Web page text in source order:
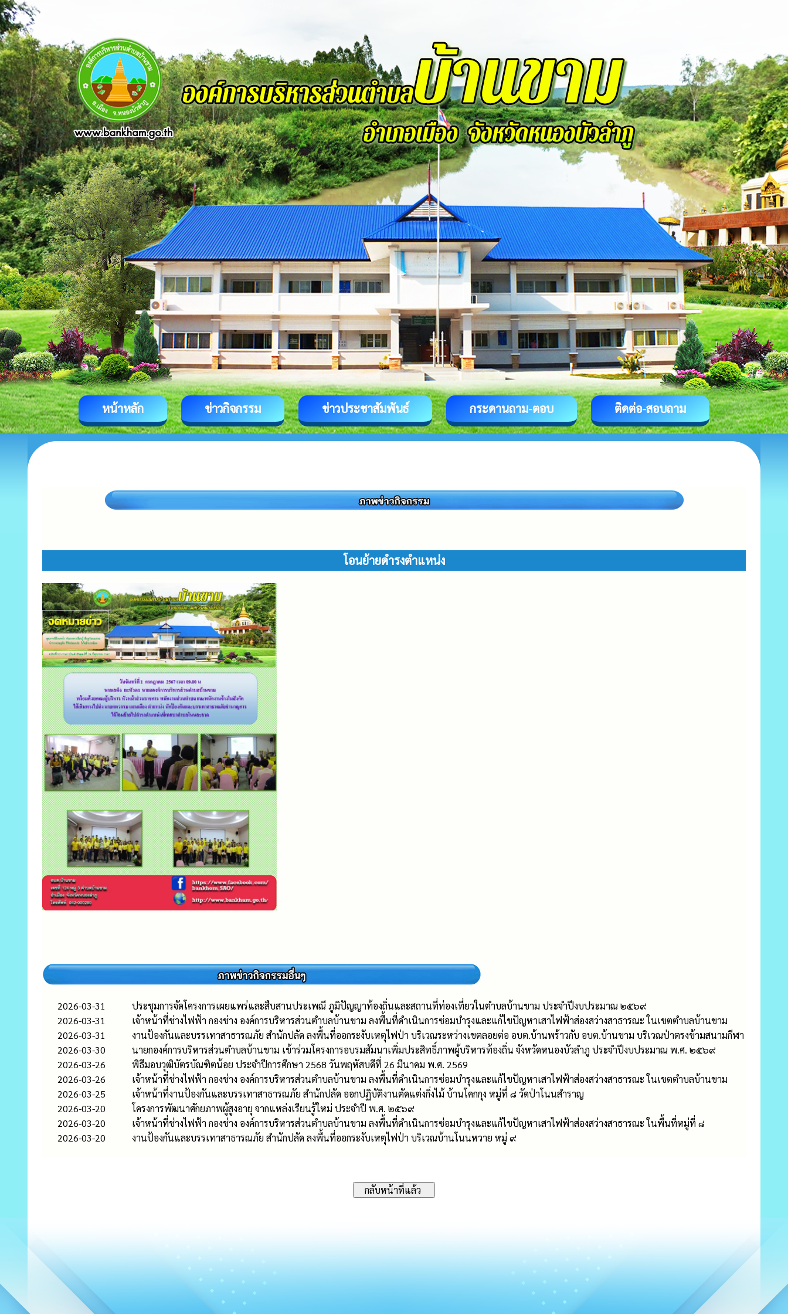
หน้าหลัก ข่าวกิจกรรม ข่าวประชาสัมพันธ์ กระดานถาม-ตอบ ติดต่อ-สอบถาม
โอนย้ายดำรงตำแหน่ง
2026-03-31
ประชุมการจัดโครงการเผยแพร่และสืบสานประเพณี ภูมิปัญญาท้องถิ่นและสถานที่ท่องเที่ยวในตำบลบ้านขาม ประจำปีงบประมาณ ๒๕๖๙
2026-03-31
เจ้าหน้าที่ช่างไฟฟ้า กองช่าง องค์การบริหารส่วนตำบลบ้านขาม ลงพื้นที่ดำเนินการซ่อมบำรุงและแก้ไขปัญหาเสาไฟฟ้าส่องสว่างสาธารณะ ในเขตตำบลบ้านขาม
2026-03-31
งานป้องกันและบรรเทาสาธารณภัย สำนักปลัด ลงพื้นที่ออกระงับเหตุไฟป่า บริเวณระหว่างเขตลอยต่อ อบต.บ้านพร้าวกับ อบต.บ้านขาม บริเวณป่าตรงข้ามสนามกีฬา
2026-03-30
นายกองค์การบริหารส่วนตำบลบ้านขาม เข้าร่วมโครงการอบรมสัมนาเพิ่มประสิทธิ์ภาพผู้บริหารท้องถิ่น จังหวัดหนองบัวลำภู ประจำปีงบประมาณ พ.ศ. ๒๕๖๙
2026-03-26
พิธีมอบวุฒิบัตรบัณฑิตน้อย ประจำปีการศึกษา 2568 วันพฤหัสบดีที่ 26 มีนาคม พ.ศ. 2569
2026-03-26
เจ้าหน้าที่ช่างไฟฟ้า กองช่าง องค์การบริหารส่วนตำบลบ้านขาม ลงพื้นที่ดำเนินการซ่อมบำรุงและแก้ไขปัญหาเสาไฟฟ้าส่องสว่างสาธารณะ ในเขตตำบลบ้านขาม
2026-03-25
เจ้าหน้าที่งานป้องกันและบรรเทาสาธารณภัย สำนักปลัด ออกปฏิบัติงานตัดแต่งกิ่งไม้ บ้านโคกกุง หมู่ที่ ๘ วัดป่าโนนสำราญ
2026-03-20
โครงการพัฒนาศักยภาพผู้สูงอายุ จากแหล่งเรียนรู้ใหม่ ประจำปี พ.ศ. ๒๕๖๙
2026-03-20
เจ้าหน้าที่ช่างไฟฟ้า กองช่าง องค์การบริหารส่วนตำบลบ้านขาม ลงพื้นที่ดำเนินการซ่อมบำรุงและแก้ไขปัญหาเสาไฟฟ้าส่องสว่างสาธารณะ ในพื้นที่หมู่ที่ ๘
2026-03-20
งานป้องกันและบรรเทาสาธารณภัย สำนักปลัด ลงพื้นที่ออกระงับเหตุไฟป่า บริเวณบ้านโนนหวาย หมู่ ๙